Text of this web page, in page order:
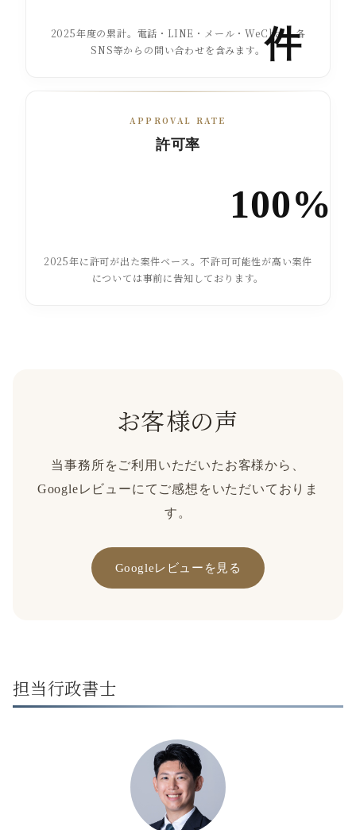
件
2025年度の累計。電話・LINE・メール・WeChat・各
SNS等からの問い合わせを含みます。
APPROVAL RATE
許可率
100%
2025年に許可が出た案件ベース。不許可可能性が高い案件
については事前に告知しております。
お客様の声
当事務所をご利用いただいたお客様から、
Googleレビューにてご感想をいただいておりま
す。
Googleレビューを見る
担当行政書士